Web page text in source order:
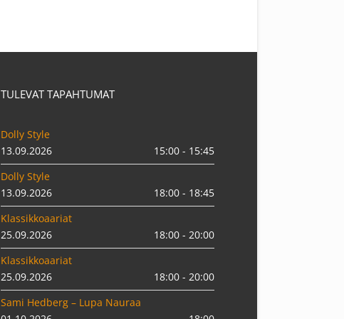
TULEVAT TAPAHTUMAT
Dolly Style
13.09.2026
15:00 - 15:45
Dolly Style
13.09.2026
18:00 - 18:45
Klassikkoaariat
25.09.2026
18:00 - 20:00
Klassikkoaariat
25.09.2026
18:00 - 20:00
Sami Hedberg – Lupa Nauraa